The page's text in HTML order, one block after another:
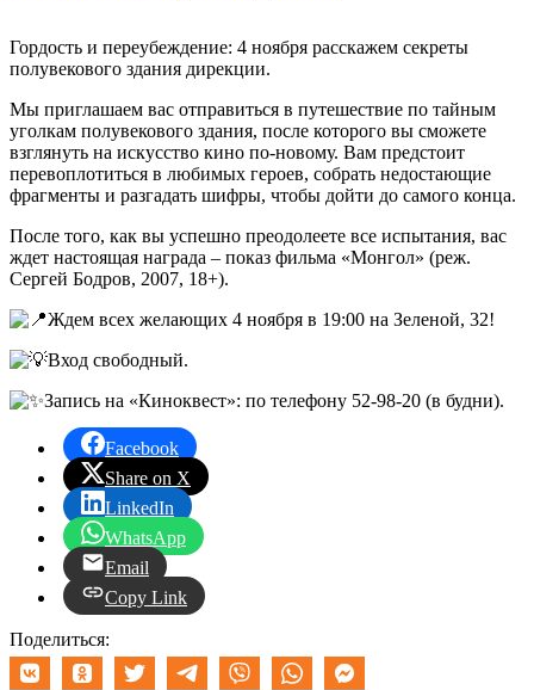
Гордость и переубеждение: 4 ноября расскажем секреты
полувекового здания дирекции.
Мы приглашаем вас отправиться в путешествие по тайным
уголкам полувекового здания, после которого вы сможете
взглянуть на искусство кино по-новому. Вам предстоит
перевоплотиться в любимых героев, собрать недостающие
фрагменты и разгадать шифры, чтобы дойти до самого конца.
После того, как вы успешно преодолеете все испытания, вас
ждет настоящая награда – показ фильма «Монгол» (реж.
Сергей Бодров, 2007, 18+).
Ждем всех желающих 4 ноября в 19:00 на Зеленой, 32!
Вход свободный.
Запись на «Киноквест»: по телефону 52-98-20 (в будни).
Facebook
Share on X
LinkedIn
WhatsApp
Email
Copy Link
Поделиться: